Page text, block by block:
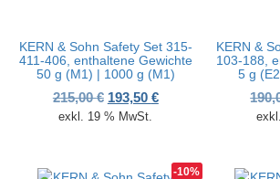
KERN & Sohn Safety Set 315-
411-406, enthaltene Gewichte
50 g (M1) | 1000 g (M1)
215,00€ Ursprünglicher Preis war:
193,50 €Aktueller Preis ist:
exkl. 19 % MwSt.
KERN &
103-188,
5 g
-10%